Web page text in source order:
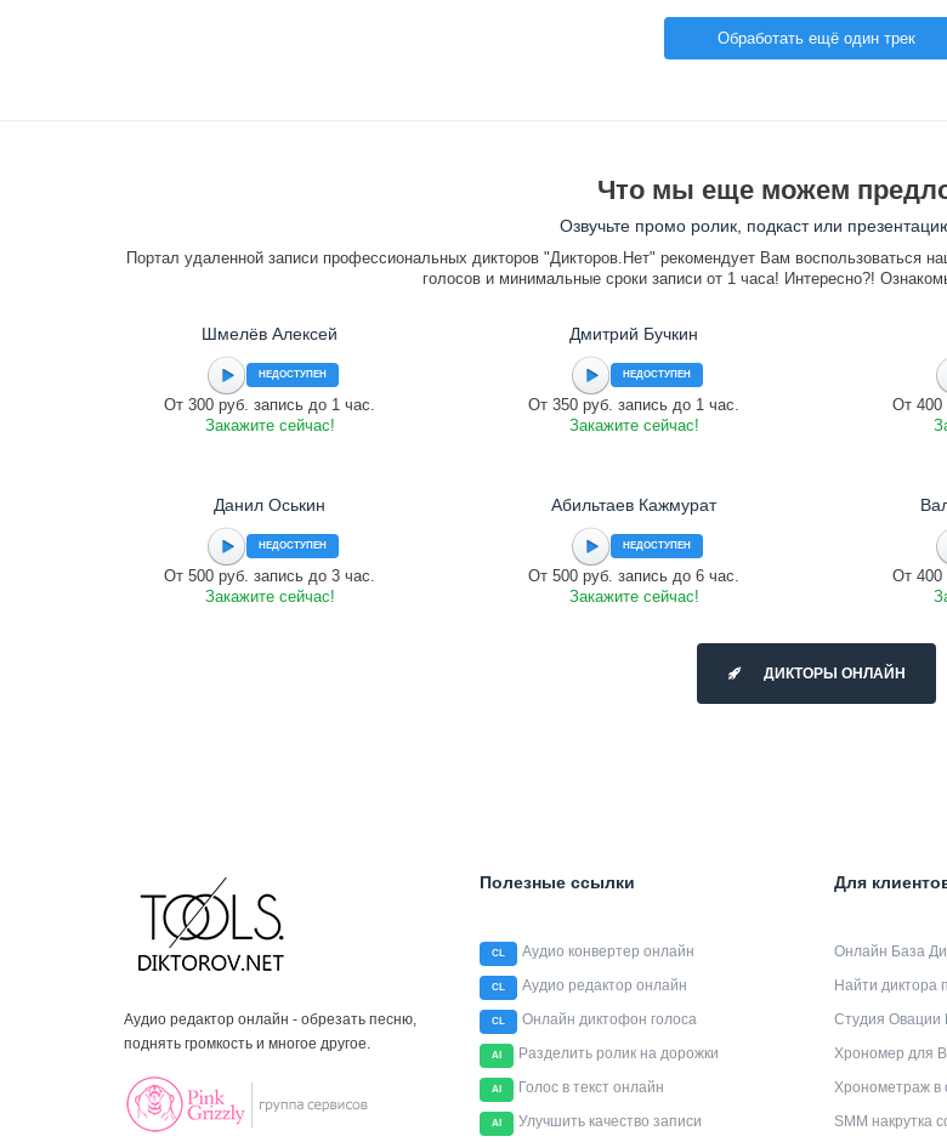
Обработать ещё один трек
Что мы еще можем
Озвучьте промо ролик, подкаст или
Портал удаленной записи профессиональных дикторов "Дикторов.Нет" рекомендует Вам воспользоваться
голосов и минимальные сроки записи от 1 часа! Интересно?!
Шмелёв Алексей
НЕДОСТУПЕН
От 300 руб. запись до 1 час.
Закажите сейчас!
Дмитрий Бучкин
НЕДОСТУПЕН
От 350 руб. запись до 1 час.
Закажите сейчас!
От 400
Данил Оськин
НЕДОСТУПЕН
От 500 руб. запись до 3 час.
Закажите сейчас!
Абильтаев Кажмурат
НЕДОСТУПЕН
От 500 руб. запись до 6 час.
Закажите сейчас!
От 400
ДИКТОРЫ ОНЛАЙН
Аудио редактор онлайн - обрезать песню,
поднять громкость и многое другое.
Полезные ссылки
CL Аудио конвертер онлайн
CL Аудио редактор онлайн
CL Онлайн диктофон голоса
AI Разделить ролик на дорожки
AI Голос в текст онлайн
AI Улучшить качество записи
Для
Онлайн База
Найти диктора
Студия Овации
Хрономер для
Хронометраж в
SMM накрутка